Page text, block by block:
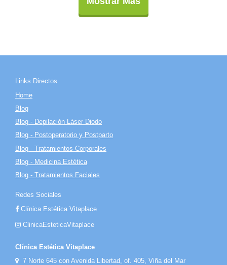
Links Directos
Home
Blog
Blog - Depilación Láser Diodo
Blog - Postoperatorio y Postparto
Blog - Tratamientos Corporales
Blog - Medicina Estética
Blog - Tratamientos Faciales
Redes Sociales
Clínica Estética Vitaplace
ClinicaEsteticaVitaplace
Clínica Estética Vitaplace
7 Norte 645 con Avenida Libertad, of. 405, Viña del Mar